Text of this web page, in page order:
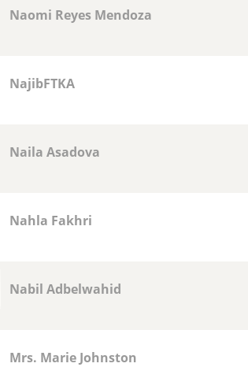
Naomi Reyes Mendoza
NajibFTKA
Naila Asadova
Nahla Fakhri
Nabil Adbelwahid
Mrs. Marie Johnston